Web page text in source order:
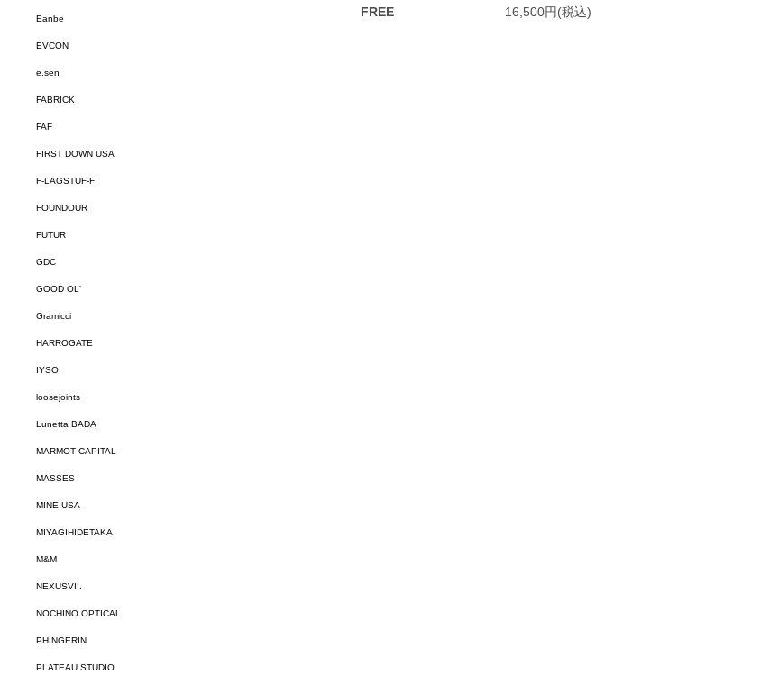
Eanbe
EVCON
e.sen
FABRICK
FAF
FIRST DOWN USA
F-LAGSTUF-F
FOUNDOUR
FUTUR
GDC
GOOD OL'
Gramicci
HARROGATE
IYSO
loosejoints
Lunetta BADA
MARMOT CAPITAL
MASSES
MINE USA
MIYAGIHIDETAKA
M&M
NEXUSVII.
NOCHINO OPTICAL
PHINGERIN
PLATEAU STUDIO